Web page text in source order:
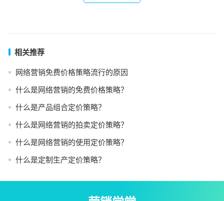
相关推荐
网络营销免费价格策略流行的原因
什么是网络营销的免费价格策略？
什么是产品组合定价策略？
什么是网络营销的拍卖定价策略？
什么是网络营销的使用定价策略？
什么是定制生产定价策略？